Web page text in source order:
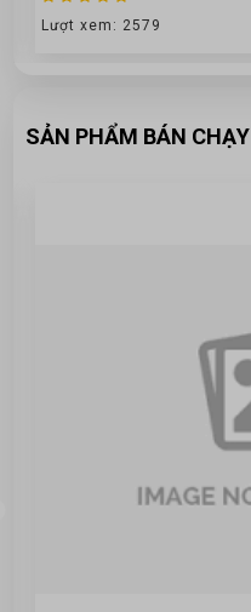
Lượt xem: 2579
SẢN PHẨM BÁN CHẠY